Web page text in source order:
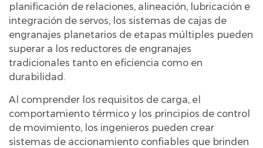
planificación de relaciones, alineación, lubricación e
integración de servos, los sistemas de cajas de
engranajes planetarios de etapas múltiples pueden
superar a los reductores de engranajes
tradicionales tanto en eficiencia como en
durabilidad.
Al comprender los requisitos de carga, el
comportamiento térmico y los principios de control
de movimiento, los ingenieros pueden crear
sistemas de accionamiento confiables que brinden